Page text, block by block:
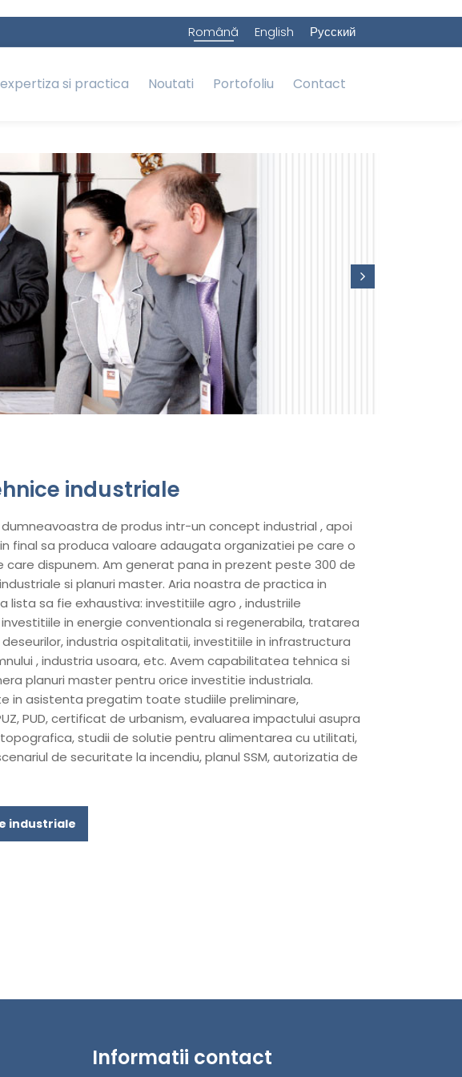
Română English Русский
si practica Noutati Portofoliu Contact
industriale
de produs intr-un concept industrial , apoi
final sa produca valoare adaugata organizatiei pe care o
care dispunem. Am generat pana in prezent peste 300 de
si planuri master. Aria noastra de practica in
sa fie exhaustiva: investitiile agro , industriile
in energie conventionala si regenerabila, tratarea
industria ospitalitatii, investitiile in infrastructura
, industria usoara, etc. Avem capabilitatea tehnica si
planuri master pentru orice investitie industriala.
in asistenta pregatim toate studiile preliminare,
PUD, certificat de urbanism, evaluarea impactului asupra
studii de solutie pentru alimentarea cu utilitati,
de securitate la incendiu, planul SSM, autorizatia de
industriale
Informatii contact